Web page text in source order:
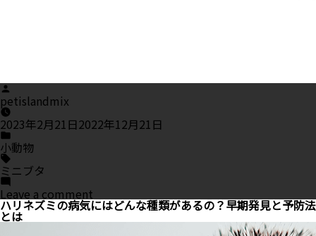
Posted
by
petislandmix
2023年2月21日2022年12月21日
Posted
in
小動物
Tags:
ミニブタ
Leave a comment
賢
く
可
ハリネズミの病気にはどんな種類があるの？早期発見と予防法
とは